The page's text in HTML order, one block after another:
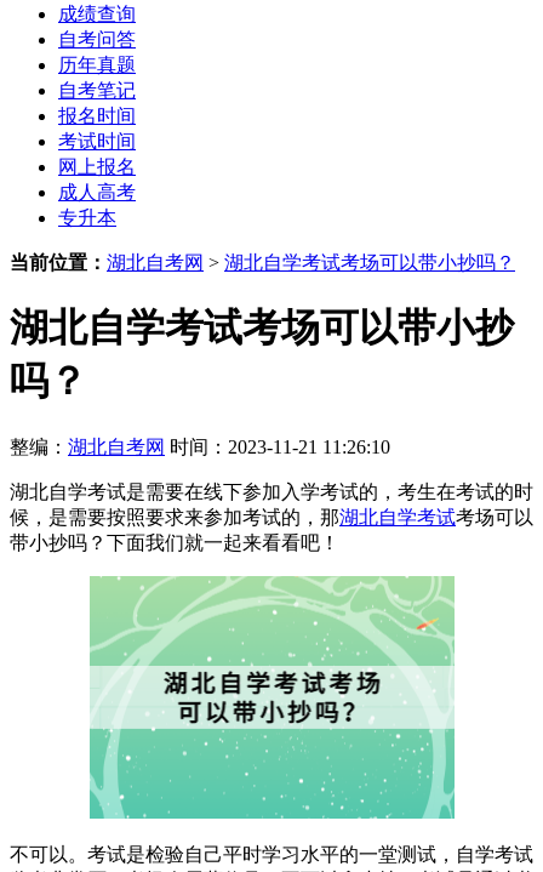
成绩查询
自考问答
历年真题
自考笔记
报名时间
考试时间
网上报名
成人高考
专升本
当前位置： 湖北自考网 > 湖北自学考试考场可以带小抄吗？
湖北自学考试考场可以带小抄
吗？
整编： 湖北自考网 时间：2023-11-21 11:26:10
湖北自学考试是需要在线下参加入学考试的，考生在考试的时
候，是需要按照要求来参加考试的，那湖北自学考试考场可以
带小抄吗？下面我们就一起来看看吧！
不可以。考试是检验自己平时学习水平的一堂测试，自学考试